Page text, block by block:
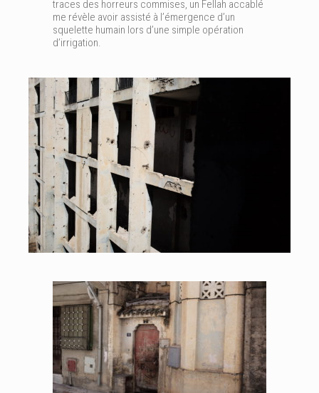
traces des horreurs commises, un Fellah accablé
me révèle avoir assisté à l’émergence d’un
squelette humain lors d’une simple opération
d’irrigation.